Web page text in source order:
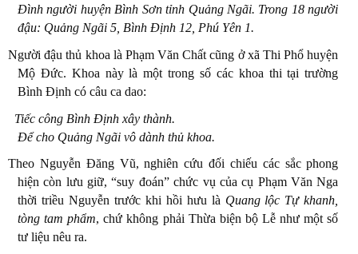
Đình người huyện Bình Sơn tỉnh Quảng Ngãi. Trong 18 người
đậu: Quảng Ngãi 5, Bình Định 12, Phú Yên 1.
Người đậu thủ khoa là Phạm Văn Chất cũng ở xã Thi Phổ huyện
Mộ Đức. Khoa này là một trong số các khoa thi tại trường
Bình Định có câu ca dao:
Tiếc công Bình Định xây thành.
Để cho Quảng Ngãi vô dành thủ khoa.
Theo Nguyễn Đăng Vũ, nghiên cứu đối chiếu các sắc phong
hiện còn lưu giữ, “suy đoán” chức vụ của cụ Phạm Văn Nga
thời triều Nguyễn trước khi hồi hưu là Quang lộc Tự khanh,
tòng tam phẩm, chứ không phải Thừa biện bộ Lễ như một số
tư liệu nêu ra.